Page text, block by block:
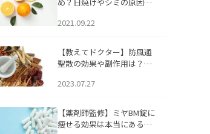
2021.09.22
【教えてドクター】防風通
聖散の効果や副作用は？長
2023.07.27
【薬剤師監修】ミヤBM錠に
痩せる効果は本当にある